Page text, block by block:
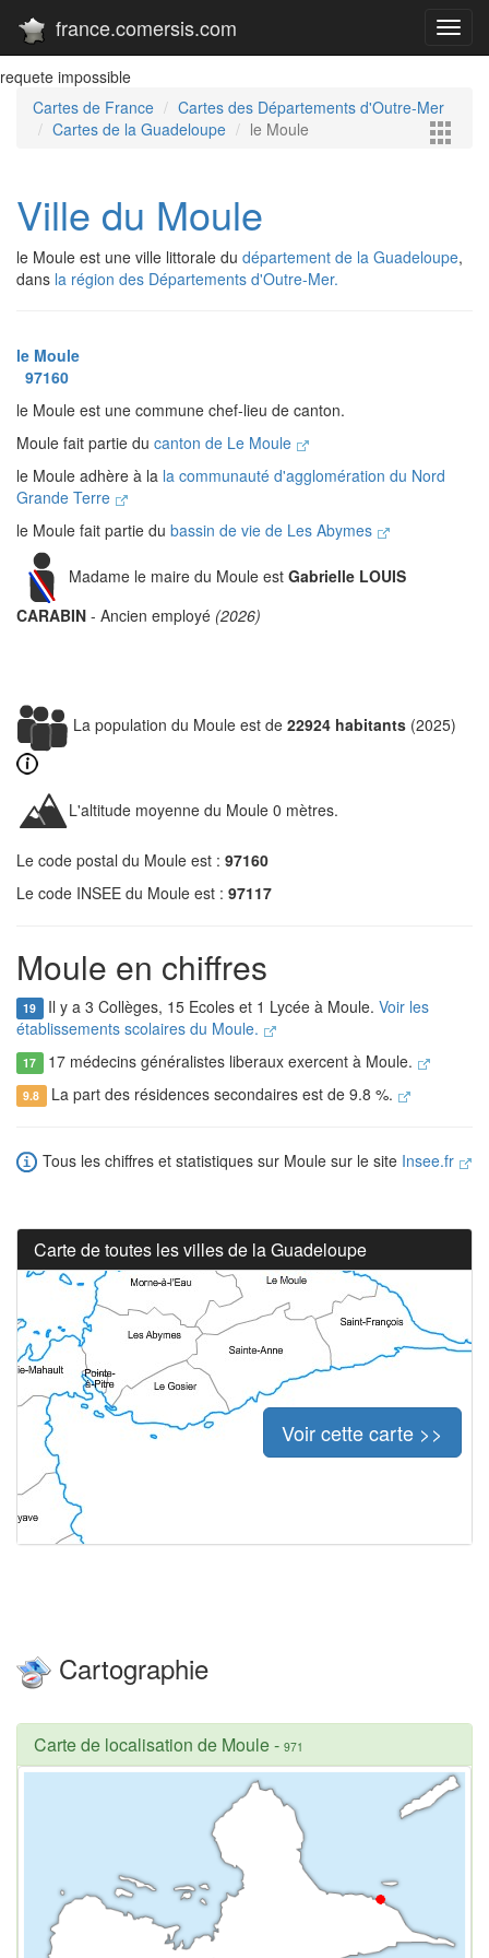
requete impossible
france.comersis.com
Cartes de France
Cartes des Départements d'Outre-Mer
Cartes de la Guadeloupe
le Moule
Ville du Moule
le Moule est une ville littorale du département de la Guadeloupe,
dans la région des Départements d'Outre-Mer.
le Moule
97160
le Moule est une commune chef-lieu de canton.
Moule fait partie du canton de Le Moule
le Moule adhère à la la communauté d'agglomération du Nord
Grande Terre
le Moule fait partie du bassin de vie de Les Abymes
Madame le maire du Moule est Gabrielle LOUIS
CARABIN - Ancien employé (2026)
La population du Moule est de 22924 habitants (2025)
L'altitude moyenne du Moule 0 mètres.
Le code postal du Moule est : 97160
Le code INSEE du Moule est : 97117
Moule en chiffres
19 Il y a 3 Collèges, 15 Ecoles et 1 Lycée à Moule. Voir les
établissements scolaires du Moule.
17 17 médecins généralistes liberaux exercent à Moule.
9.8 La part des résidences secondaires est de 9.8 %.
Tous les chiffres et statistiques sur Moule sur le site Insee.fr
Carte de toutes les villes de la Guadeloupe
Voir cette carte >>
Cartographie
Carte de localisation de Moule- 971